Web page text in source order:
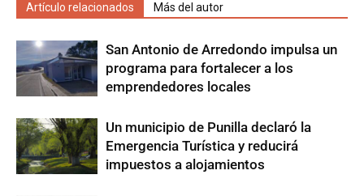
Artículo relacionados Más del autor
San Antonio de Arredondo impulsa un
programa para fortalecer a los
emprendedores locales
Un municipio de Punilla declaró la
Emergencia Turística y reducirá
impuestos a alojamientos